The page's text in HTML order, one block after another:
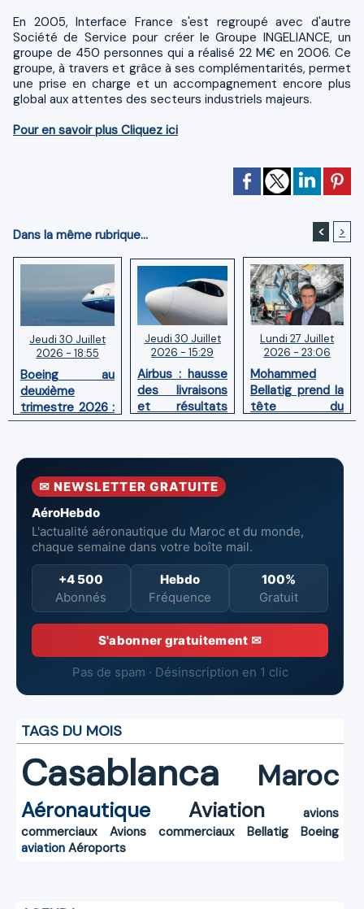
En 2005, Interface France s'est regroupé avec d'autre
Société de Service pour créer le Groupe INGELIANCE, un
groupe de 450 personnes qui a réalisé 22 M€ en 2006. Ce
groupe, à travers et grâce à ses complémentarités, permet
une prise en charge et un accompagnement encore plus
global aux attentes des secteurs industriels majeurs.
Pour en savoir plus Cliquez ici
Dans la même rubrique... < >
Jeudi 30 Juillet
2026 - 18:55
Boeing au
deuxième
trimestre 2026 :
Chiffre d'affaires
pertes nettes
réduites
Jeudi 30 Juillet
2026 - 15:29
Airbus : hausse
des livraisons
et résultats
financiers
premier
Lundi 27 Juillet
2026 - 23:06
Mohammed
Bellatig prend la
tête du
Groupement
Marocaines
✉ NEWSLETTER GRATUITE
AéroHebdo
L'actualité aéronautique du Maroc et du monde,
chaque semaine dans votre boîte mail.
+4 500
Abonnés
Hebdo
Fréquence
100%
Gratuit
S'abonner gratuitement ✉
Pas de spam · Désinscription en 1 clic
TAGS DU MOIS
Casablanca Maroc
Aéronautique Aviation
avions
commerciaux
Avions commerciaux Bellatig
Boeing
aviation Aéroports